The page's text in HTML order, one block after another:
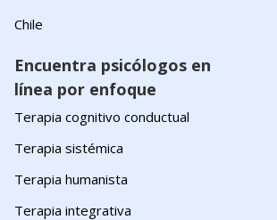
Chile
Encuentra psicólogos en
línea por enfoque
Terapia cognitivo conductual
Terapia sistémica
Terapia humanista
Terapia integrativa